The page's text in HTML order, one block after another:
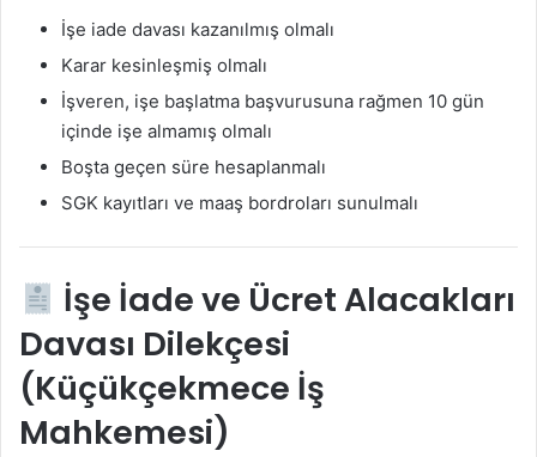
İşe iade davası kazanılmış olmalı
Karar kesinleşmiş olmalı
İşveren, işe başlatma başvurusuna rağmen 10 gün
içinde işe almamış olmalı
Boşta geçen süre hesaplanmalı
SGK kayıtları ve maaş bordroları sunulmalı
İşe İade ve Ücret Alacakları
Davası Dilekçesi
(Küçükçekmece İş
Mahkemesi)